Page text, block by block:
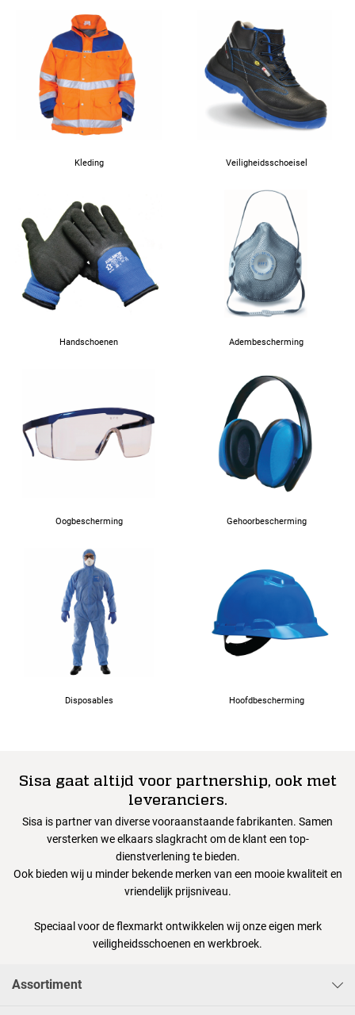
Kleding Veiligheidsschoeisel
Handschoenen Adembescherming
Oogbescherming Gehoorbescherming
Disposables Hoofdbescherming
Sisa gaat altijd voor partnership, ook met
leveranciers.
Sisa is partner van diverse vooraanstaande fabrikanten. Samen
versterken we elkaars slagkracht om de klant een top-
dienstverlening te bieden.
Ook bieden wij u minder bekende merken van een mooie kwaliteit en
vriendelijk prijsniveau.
Speciaal voor de flexmarkt ontwikkelen wij onze eigen merk
veiligheidsschoenen en werkbroek.
Assortiment